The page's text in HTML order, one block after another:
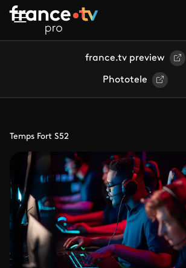
Aller au contenu principal
france.tv preview
Phototele
Temps Fort S52